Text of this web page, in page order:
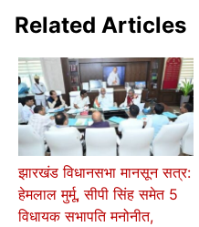
Related Articles
झारखंड विधानसभा मानसून सत्र:
हेमलाल मुर्मू, सीपी सिंह समेत 5
विधायक सभापति मनोनीत,